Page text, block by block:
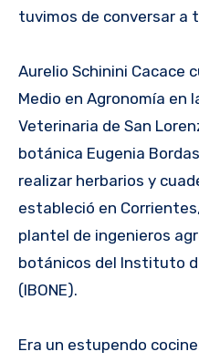
tuvimos de conversar a
Aurelio Schinini Cacace
Medio en Agronomía en
Veterinaria de San
botánica Eugenia
realizar herbarios y
estableció en
plantel de ingenieros
botánicos del Instituto
(IBONE).
Era un estupendo